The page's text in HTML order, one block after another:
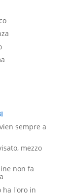
sempre a
mezzo
non fa
ha l'oro in